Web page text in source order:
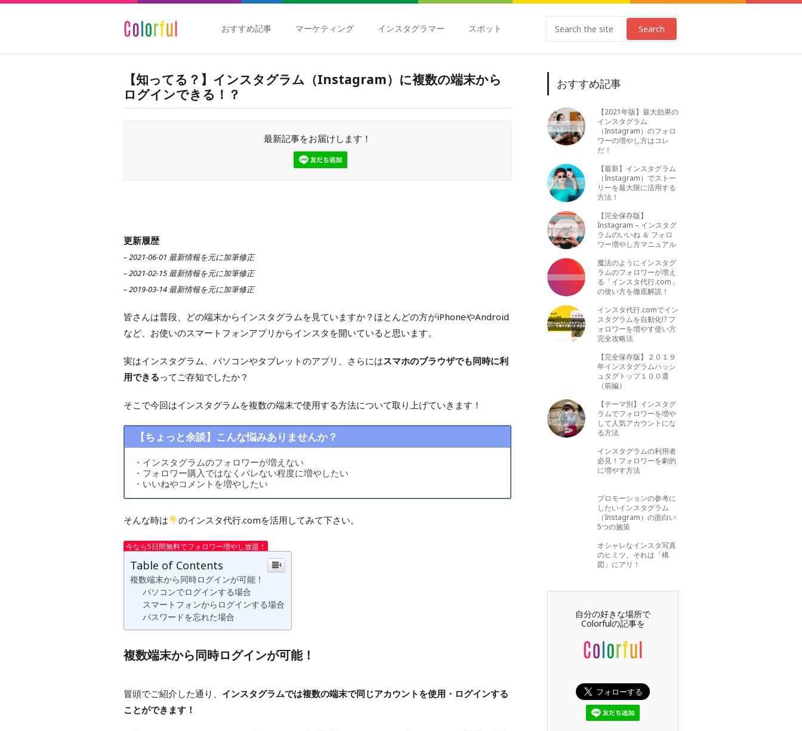
おすすめ記事 マーケティング インスタグラマー スポット Search
【知ってる？】インスタグラム（Instagram）に複数の端末から
ログインできる！？
最新記事をお届けします！
更新履歴
– 2021-06-01 最新情報を元に加筆修正
– 2021-02-15 最新情報を元に加筆修正
– 2019-03-14 最新情報を元に加筆修正
皆さんは普段、どの端末からインスタグラムを見ていますか？ほとんどの方がiPhoneやAndroid
など、お使いのスマートフォンアプリからインスタを開いていると思います。
実はインスタグラム、パソコンやタブレットのアプリ、さらにはスマホのブラウザでも同時に利
用できるってご存知でしたか？
そこで今回はインスタグラムを複数の端末で使用する方法について取り上げていきます！
【ちょっと余談】こんな悩みありませんか？
・インスタグラムのフォロワーが増えない
・フォロワー購入ではなくバレない程度に増やしたい
・いいねやコメントを増やしたい
そんな時は のインスタ代行.comを活用してみて下さい。
今なら5日間無料でフォロワー増やし放題！
Table of Contents
複数端末から同時ログインが可能！
パソコンでログインする場合
スマートフォンからログインする場合
パスワードを忘れた場合
複数端末から同時ログインが可能！
冒頭でご紹介した通り、 インスタグラムでは複数の端末で同じアカウントを使用・ログインする
ことができます！
おすすめ記事
【2021年版】最大効果の
インスタグラム
（Instagram）のフォロ
ワーの増やし方はコレ
だ！
【最新】インスタグラム
（Instagram）でストー
リーを最大限に活用する
方法！
【完全保存版】
Instagram – インスタグ
ラムのいいね ＆ フォロ
ワー増やし方マニュアル
魔法のようにインスタグ
ラムのフォロワーが増え
る「インスタ代行.com」
の使い方を徹底解説！
インスタ代行.comでイン
スタグラムを自動化!? フ
ォロワーを増やす使い方
完全攻略法
【完全保存版】２０１９
年インスタグラムハッシ
ュタグトップ１００選
（前編）
【テーマ別】インスタグ
ラムでフォロワーを増や
して人気アカウントにな
る方法
インスタグラムの利用者
必見！フォロワーを劇的
に増やす方法
プロモーションの参考に
したいインスタグラム
（Instagram）の面白い
5つの施策
オシャレなインスタ写真
のヒミツ。それは「構
図」にアリ！
自分の好きな場所で
Colorfulの記事を